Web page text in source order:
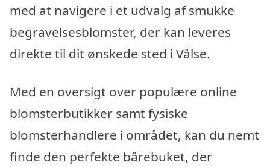
med at navigere i et udvalg af smukke
begravelsesblomster, der kan leveres
direkte til dit ønskede sted i Vålse.
Med en oversigt over populære online
blomsterbutikker samt fysiske
blomsterhandlere i området, kan du nemt
finde den perfekte bårebuket, der